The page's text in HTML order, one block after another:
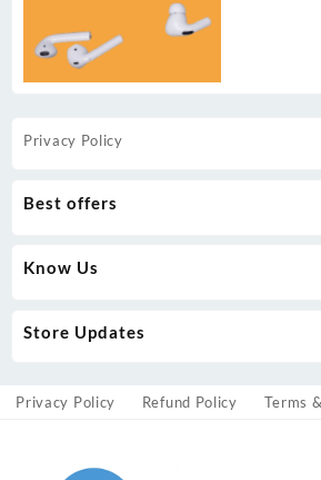
Privacy Policy
Best offers
Know Us
Store Updates
Privacy Policy Refund Policy Terms